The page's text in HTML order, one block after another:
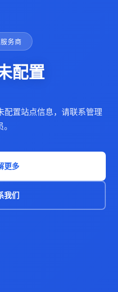
务商
配置
置站点信息，请联系管理
。
更多
我们